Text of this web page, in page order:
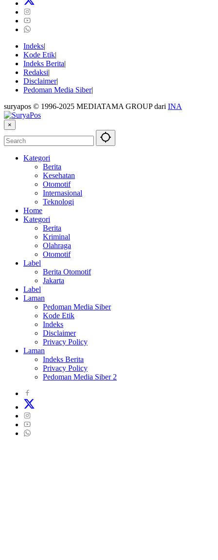
Indeks
Kode Etik
Indeks Berita
Redaksi
Disclaimer
Pedoman Media Siber
suryapos © 1996-2025 MEDIATAMA GROUP dari INA
×
Kategori
Berita
Kesehatan
Otomotif
Internasional
Teknologi
Home
Kategori
Berita
Kriminal
Olahraga
Otomotif
Label
Berita Otomotif
Jakarta
Label
Laman
Pedoman Media Siber
Kode Etik
Indeks
Disclaimer
Privacy Policy
Laman
Indeks Berita
Privacy Policy
Pedoman Media Siber 2